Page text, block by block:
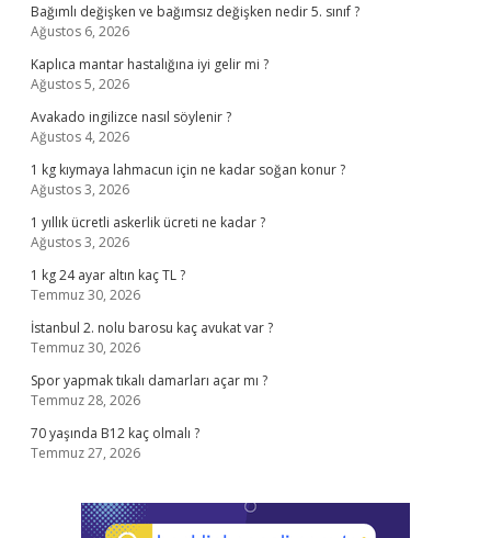
Bağımlı değişken ve bağımsız değişken nedir 5. sınıf ?
Ağustos 6, 2026
Kaplıca mantar hastalığına iyi gelir mi ?
Ağustos 5, 2026
Avakado ingilizce nasıl söylenir ?
Ağustos 4, 2026
1 kg kıymaya lahmacun için ne kadar soğan konur ?
Ağustos 3, 2026
1 yıllık ücretli askerlik ücreti ne kadar ?
Ağustos 3, 2026
1 kg 24 ayar altın kaç TL ?
Temmuz 30, 2026
İstanbul 2. nolu barosu kaç avukat var ?
Temmuz 30, 2026
Spor yapmak tıkalı damarları açar mı ?
Temmuz 28, 2026
70 yaşında B12 kaç olmalı ?
Temmuz 27, 2026